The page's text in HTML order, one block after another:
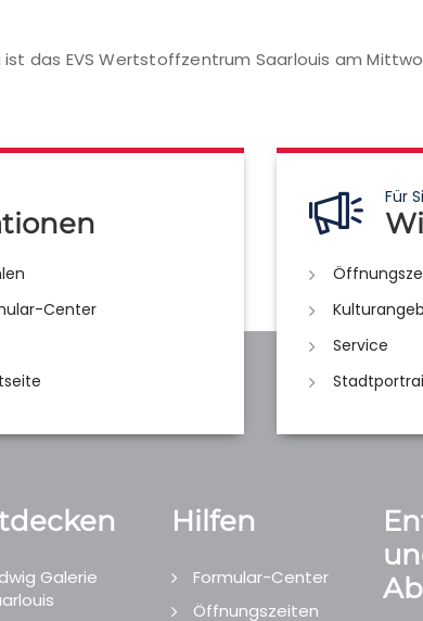
das EVS Wertstoffzentrum Saarlouis am
Center
Für
Service
Galerie
Hilfen
Formular-Center
Öffnungszeiten